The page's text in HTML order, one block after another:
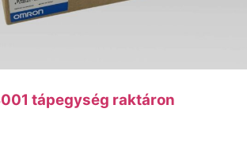
tápegység raktáron